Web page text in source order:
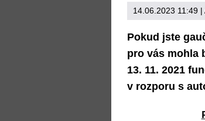
14.06.2023 11:49|
Pokud jste
pro vás mohla
13. 11. 2021
v rozporu s